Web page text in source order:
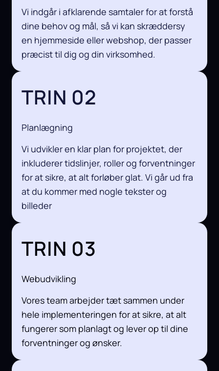
Vi indgår i afklarende samtaler for at forstå
dine behov og mål, så vi kan skræddersy
en hjemmeside eller webshop, der passer
præcist til dig og din virksomhed.
TRIN 02
Planlægning
Vi udvikler en klar plan for projektet, der
inkluderer tidslinjer, roller og forventninger
for at sikre, at alt forløber glat. Vi går ud fra
at du kommer med nogle tekster og
billeder
TRIN 03
Webudvikling
Vores team arbejder tæt sammen under
hele implementeringen for at sikre, at alt
fungerer som planlagt og lever op til dine
forventninger og ønsker.